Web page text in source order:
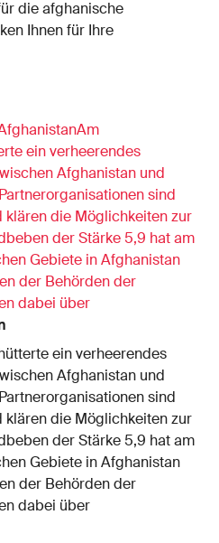
die afghanische
Ihnen für Ihre
ein verheerendes
Afghanistan und
sind
klären die Möglichkeiten zur
der Stärke 5,9 hat am
Gebiete in Afghanistan
der Behörden der
dabei über
ein verheerendes
Afghanistan und
sind
klären die Möglichkeiten zur
der Stärke 5,9 hat am
Gebiete in Afghanistan
der Behörden der
dabei über